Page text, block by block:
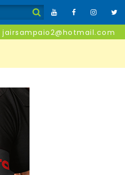
jairsampaio2@hotmail.com